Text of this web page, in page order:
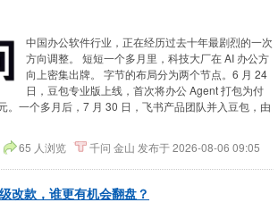
中国办公软件行业，正在经历过去十年最剧烈的一次
方向调整。 短短一个多月里，科技大厂在 AI 办公方
向上密集出牌。 字节的布局分为两个节点。6 月 24
日，豆包专业版上线，首次将办公 Agent 打包为付
。一个多月后，7 月 30 日，飞书产品团队并入豆包，由
65 人浏览 千问 金山 发布于2026-08-06 09:05
改款，谁更有机会翻盘？